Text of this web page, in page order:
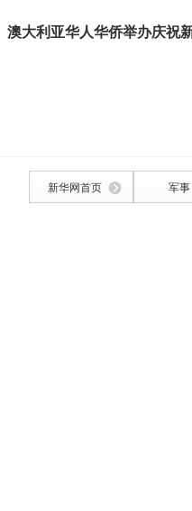
澳大利亚华人华侨举办庆祝
新华网首页 军事